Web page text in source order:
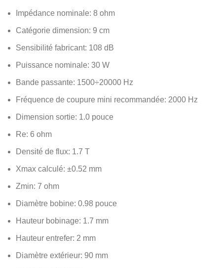
Impédance nominale: 8 ohm
Catégorie dimension: 9 cm
Sensibilité fabricant: 108 dB
Puissance nominale: 30 W
Bande passante: 1500÷20000 Hz
Fréquence de coupure mini recommandée: 2000 Hz
Dimension sortie: 1.0 pouce
Re: 6 ohm
Densité de flux: 1.7 T
Xmax calculé: ±0.52 mm
Zmin: 7 ohm
Diamètre bobine: 0.98 pouce
Hauteur bobinage: 1.7 mm
Hauteur entrefer: 2 mm
Diamètre extérieur: 90 mm